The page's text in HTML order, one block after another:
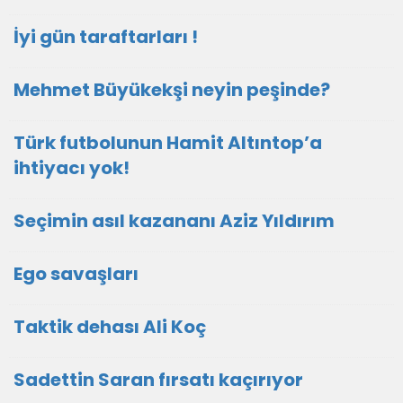
İyi gün taraftarları !
Mehmet Büyükekşi neyin peşinde?
Türk futbolunun Hamit Altıntop’a
ihtiyacı yok!
Seçimin asıl kazananı Aziz Yıldırım
Ego savaşları
Taktik dehası Ali Koç
Sadettin Saran fırsatı kaçırıyor